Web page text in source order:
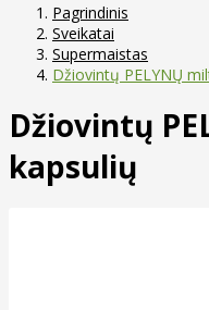
Pagrindinis
Sveikatai
Supermaistas
Džiovintų PELYNŲ
Džiovintų
kapsulių